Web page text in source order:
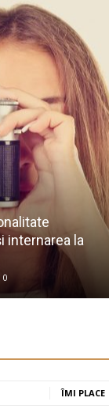
internarea la
0
ÎMI PLACE